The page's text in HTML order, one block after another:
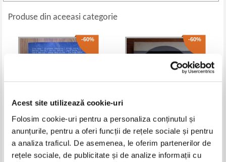
Acest site utilizează cookie-uri
Folosim cookie-uri pentru a personaliza conținutul și
anunțurile, pentru a oferi funcții de rețele sociale și pentru
a analiza traficul. De asemenea, le oferim partenerilor de
rețele sociale, de publicitate și de analize informații cu
Produse din aceeasi categorie
-60%
Maria Cordoneanu - Ion Brad in
oglinda criticii
-60%
S. Damian - Duelul invizibil